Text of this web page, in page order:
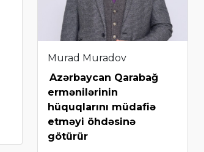
Murad Muradov
Azərbaycan Qarabağ
ermənilərinin
hüquqlarını müdafiə
etməyi öhdəsinə
götürür